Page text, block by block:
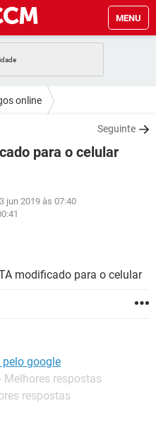
MENU
FACEBOOK
GMAIL
WHATSAPP
WHATSAPP
EXCEL
FACEBOOK
EXCEL
online
Seguinte
para o celular
jun 2019 às 07:40
modificado para o celular
google
Melhores respostas
respostas